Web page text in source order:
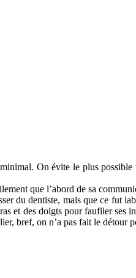
On évite le plus
que l’abord de sa
du dentiste, mais que ce fut
des doigts pour faufiler ses
bref, on n’a pas fait le détour